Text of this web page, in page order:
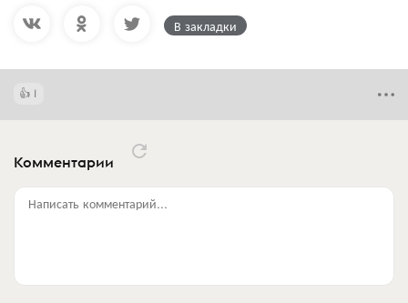
В закладки
1
Комментарии
Написать комментарий...